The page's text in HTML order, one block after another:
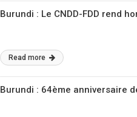
Burundi : Le CNDD-FDD rend
Read more
Burundi : 64ème anniversaire